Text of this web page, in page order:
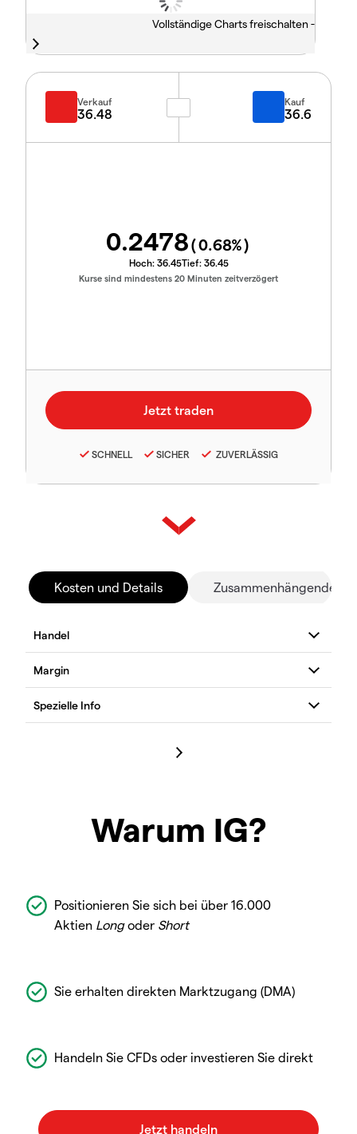
Vollständige Charts freischalten -
Verkauf
36.48
Kauf
36.6
0.2478(0.68%)
Hoch: 36.45Tief: 36.45
Kurse sind mindestens 20 Minuten zeitverzögert
SCHNELL SICHER ZUVERLÄSSIG
Kosten und Details Zusammenhängende
Warum IG?
Positionieren Sie sich bei über 16.000
Aktien Longoder Short
Sie erhalten direkten Marktzugang (DMA)
Handeln Sie CFDs oder investieren Sie direkt